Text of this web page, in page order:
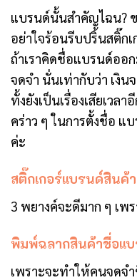
แบรนด์นั้นสำคัญไฉน?
อย่าใจร้อนรีบปริ้นสติ๊ก
ถ้าเราคิดชื่อแบรนด์ออ
จดจำ นั่นเท่ากับว่า เงิ
ทั้งยังเป็นเรื่องเสียเวล
คร่าว ๆ ในการตั้งชื่อ แ
ค่ะ
สติ๊กเกอร์แบรนด์สินค้
3 พยางค์จะดีมาก ๆ เพ
พิมพ์ฉลากสินค้าชื่อแ
เพราะจะทำให้คนจดจ